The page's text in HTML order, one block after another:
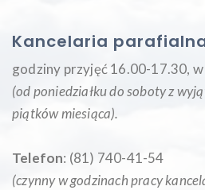
Kancelaria
godziny przyjęć 16.00-17.30,
(od poniedziałku do soboty z
piątków miesiąca).
Telefon: (81) 740-41-54
(czynny w godzinach pracy